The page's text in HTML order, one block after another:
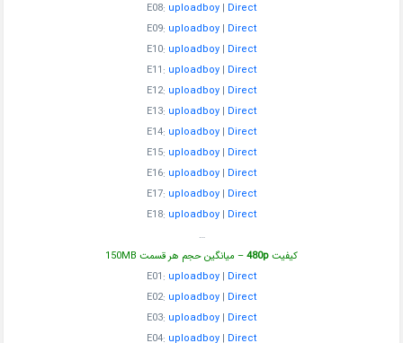
E08: uploadboy| Direct
E09: uploadboy| Direct
E10: uploadboy| Direct
E11: uploadboy| Direct
E12: uploadboy| Direct
E13: uploadboy| Direct
E14: uploadboy| Direct
E15: uploadboy| Direct
E16: uploadboy| Direct
E17: uploadboy| Direct
E18: uploadboy| Direct
…
کیفیت480p– میانگین حجم هر قسمت 150MB
E01: uploadboy| Direct
E02: uploadboy| Direct
E03: uploadboy| Direct
E04: uploadboy| Direct